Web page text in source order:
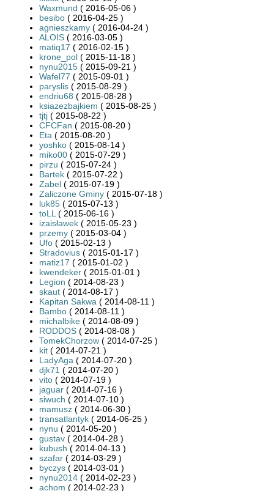
Waxmund ( 2016-05-06 )
besibo ( 2016-04-25 )
agnieszkamy ( 2016-04-24 )
ALOIS ( 2016-03-05 )
matiq17 ( 2016-02-15 )
krone_pol ( 2015-11-18 )
nynu2015 ( 2015-09-21 )
Wafel77 ( 2015-09-01 )
paryslis ( 2015-08-29 )
endriu68 ( 2015-08-28 )
ksiazezbajkiem ( 2015-08-25 )
tjtj ( 2015-08-22 )
CFCFan ( 2015-08-20 )
Eta ( 2015-08-20 )
yoshko ( 2015-08-14 )
miko00 ( 2015-07-29 )
pirzu ( 2015-07-24 )
Bartek ( 2015-07-22 )
Zabel ( 2015-07-19 )
Zaliczone Gminy ( 2015-07-18 )
luk85 ( 2015-07-13 )
toLL ( 2015-06-16 )
izaisławek ( 2015-05-23 )
przemy ( 2015-03-04 )
Ufo ( 2015-02-13 )
Stradovius ( 2015-01-17 )
matiz17 ( 2015-01-02 )
kwendeker ( 2015-01-01 )
Legion ( 2014-08-23 )
skaut ( 2014-08-17 )
Kapitan Sakwa ( 2014-08-11 )
Bambo ( 2014-08-11 )
michalbike ( 2014-08-09 )
RODDOS ( 2014-08-08 )
TomekChorzow ( 2014-07-25 )
kit ( 2014-07-21 )
LadyAga ( 2014-07-20 )
djk71 ( 2014-07-20 )
vito ( 2014-07-19 )
jaguar ( 2014-07-16 )
siwuch ( 2014-07-10 )
mamusz ( 2014-06-30 )
transatlantyk ( 2014-06-25 )
nynu ( 2014-05-20 )
gustav ( 2014-04-28 )
kubush ( 2014-04-13 )
szafar ( 2014-03-29 )
byczys ( 2014-03-01 )
nynu2014 ( 2014-02-23 )
achom ( 2014-02-23 )